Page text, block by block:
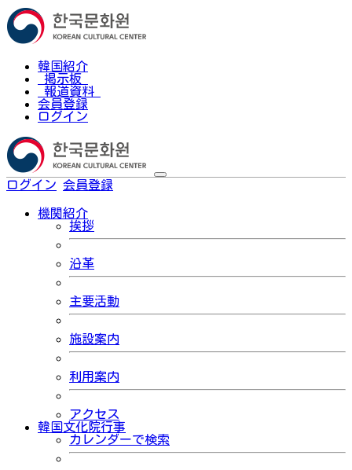
韓国紹介
掲示板
報道資料
会員登録
ログイン
ログイン 会員登録
機関紹介
挨拶
沿革
主要活動
施設案内
利用案内
アクセス
韓国文化院行事
カレンダーで検索